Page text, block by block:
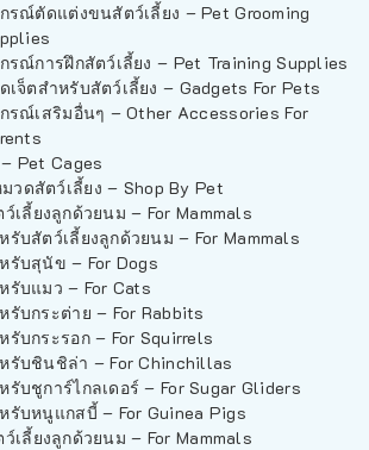
รณ์ตัดแต่งขนสัตว์เลี้ยง – Pet Grooming
รณ์การฝึกสัตว์เลี้ยง – Pet Training Supplies
เจ็ตสำหรับสัตว์เลี้ยง – Gadgets For Pets
รณ์เสริมอื่นๆ – Other Accessories For
Pet Cages
วดสัตว์เลี้ยง – Shop By Pet
เลี้ยงลูกด้วยนม – For Mammals
รับสัตว์เลี้ยงลูกด้วยนม – For Mammals
รับสุนัข – For Dogs
รับแมว – For Cats
รับกระต่าย – For Rabbits
รับกระรอก – For Squirrels
รับชินชิล่า – For Chinchillas
รับชูการ์ไกลเดอร์ – For Sugar Gliders
รับหนูแกสบี้ – For Guinea Pigs
เลี้ยงลูกด้วยนม – For Mammals